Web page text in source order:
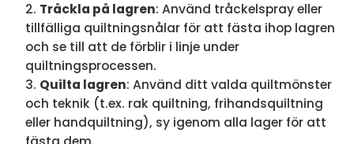
Tråckla på lagren: Använd tråckelspray eller
tillfälliga quiltningsnålar för att fästa ihop lagren
och se till att de förblir i linje under
quiltningsprocessen.
Quilta lagren: Använd ditt valda quiltmönster
och teknik (t.ex. rak quiltning, frihandsquiltning
eller handquiltning), sy igenom alla lager för att